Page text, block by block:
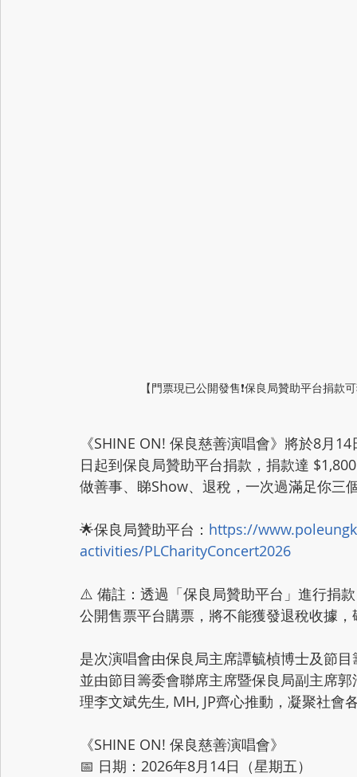
【門票現已公開發售❗保良局贊助平台捐
《SHINE ON! 保良慈善演唱會》將於8月
日起到保良局贊助平台捐款，捐款達
做善事、睇Show、退稅，一次過滿足你三
🌟保良局贊助平台： https://
activities/PLCharityConcert2026
⚠️ 備註：透過「保良局贊助平台」進行捐
公開售票平台購票，將不能獲發退稅收據
是次演唱會由保良局主席譚毓楨博士及節
並由節目籌委會聯席主席暨保良局副主席
理李文斌先生, MH, JP齊心推動，凝聚社會
《SHINE ON! 保良慈善演唱會》
📅 日期：2026年8月14日（星期五）